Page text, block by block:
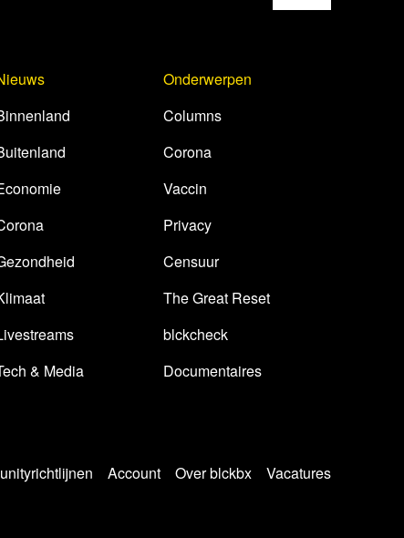
& Media
Onderwerpen
Columns
Corona
Vaccin
Privacy
Censuur
The Great Reset
blckcheck
Documentaires
Account Over blckbx Vacatures